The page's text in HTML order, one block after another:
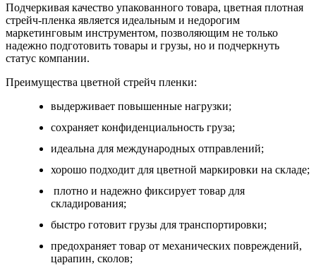
Подчеркивая качество упакованного товара, цветная плотная
стрейч-пленка является идеальным и недорогим
маркетинговым инструментом, позволяющим не только
надежно подготовить товары и грузы, но и подчеркнуть
статус компании.
Преимущества цветной стрейч пленки:
выдерживает повышенные нагрузки;
сохраняет конфиденциальность груза;
идеальна для международных отправлений;
хорошо подходит для цветной маркировки на складе;
плотно и надежно фиксирует товар для
складирования;
быстро готовит грузы для транспортировки;
предохраняет товар от механических повреждений,
царапин, сколов;